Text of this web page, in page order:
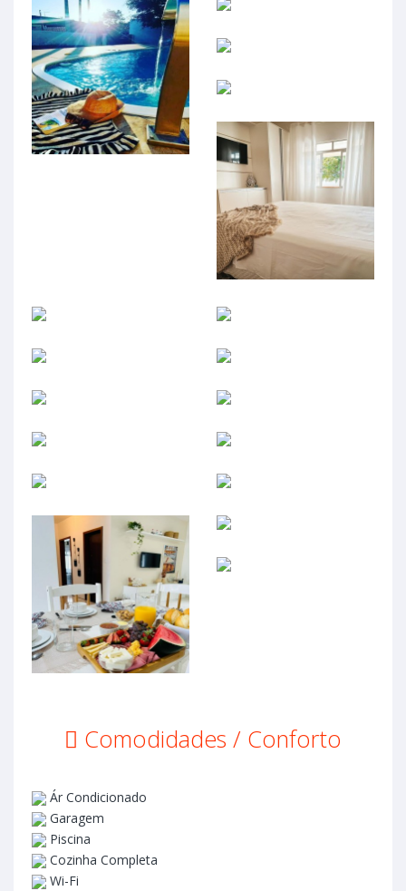
Comodidades / Conforto
Ár Condicionado
Garagem
Piscina
Cozinha Completa
Wi-Fi